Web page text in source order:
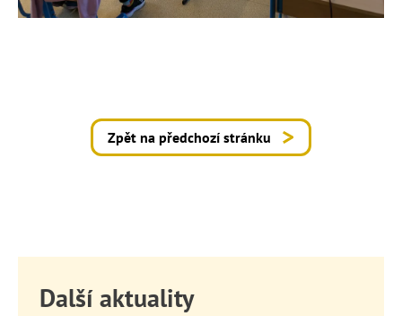
Zpět na předchozí stránku
Další aktuality